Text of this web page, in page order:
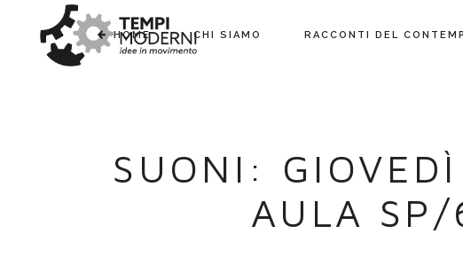
HOME CHI SIAMO RACCONTI DEL
SUONI:
AULA SP/